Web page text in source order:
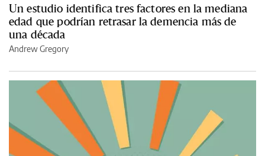
Un estudio identifica tres factores en la mediana
edad que podrían retrasar la demencia más de
una década
Andrew Gregory